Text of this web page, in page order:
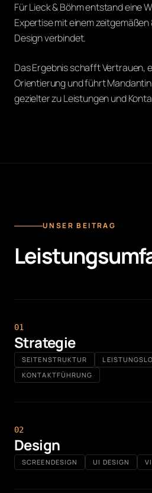
Für Lieck & Böhm entstand eine
Expertise mit einem
Design verbindet.
Das Ergebnis schafft Vertrauen,
Orientierung und führt
gezielter zu Leistungen und
UNSER BEITRAG
01
Strategie
SEITENSTRUKTUR
KONTAKTFÜHRUNG
02
Design
SCREENDESIGN UI DESIGN